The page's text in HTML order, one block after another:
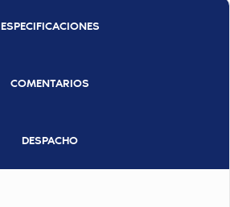
ESPECIFICACIONES
COMENTARIOS
DESPACHO